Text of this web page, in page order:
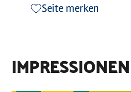
Seite merken
IMPRESSIONEN